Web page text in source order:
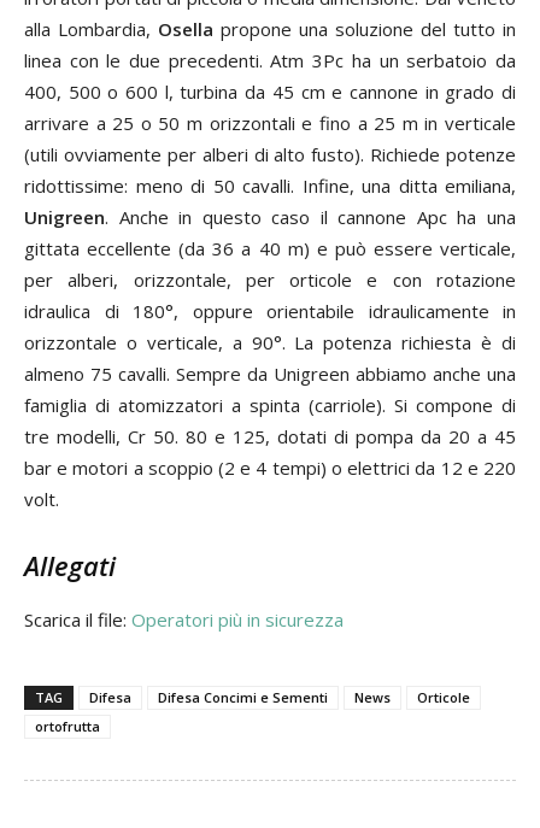
alla Lombardia, Osella propone una soluzione del tutto in
linea con le due precedenti. Atm 3Pc ha un serbatoio da
400, 500 o 600 l, turbina da 45 cm e cannone in grado di
arrivare a 25 o 50 m orizzontali e fino a 25 m in verticale
(utili ovviamente per alberi di alto fusto). Richiede potenze
ridottissime: meno di 50 cavalli. Infine, una ditta emiliana,
Unigreen. Anche in questo caso il cannone Apc ha una
gittata eccellente (da 36 a 40 m) e può essere verticale,
per alberi, orizzontale, per orticole e con rotazione
idraulica di 180°, oppure orientabile idraulicamente in
orizzontale o verticale, a 90°. La potenza richiesta è di
almeno 75 cavalli. Sempre da Unigreen abbiamo anche una
famiglia di atomizzatori a spinta (carriole). Si compone di
tre modelli, Cr 50. 80 e 125, dotati di pompa da 20 a 45
bar e motori a scoppio (2 e 4 tempi) o elettrici da 12 e 220
volt.
Allegati
Scarica il file: Operatori più in sicurezza
TAG Difesa Difesa Concimi e Sementi News
Orticole
ortofrutta